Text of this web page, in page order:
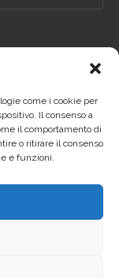
come i cookie per
Il consenso a
il comportamento di
o ritirare il consenso
e funzioni.